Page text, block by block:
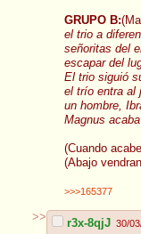
GRUPO B:
el trio a
señoritas del
escapar del
El trio siguió
el trío entra al
un hombre,
Magnus
(Cuando
(Abajo
>>>165377
>> r3x-8qjJ 30/